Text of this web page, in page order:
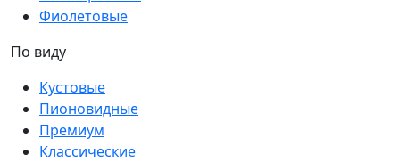
Фиолетовые
По виду
Кустовые
Пионовидные
Премиум
Классические